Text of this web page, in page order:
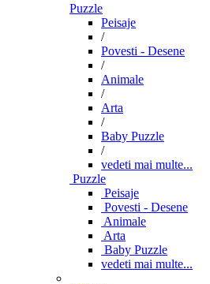
Puzzle
Peisaje
/
Povesti - Desene
/
Animale
/
Arta
/
Baby Puzzle
/
vedeti mai multe...
Puzzle
Peisaje
Povesti - Desene
Animale
Arta
Baby Puzzle
vedeti mai multe...